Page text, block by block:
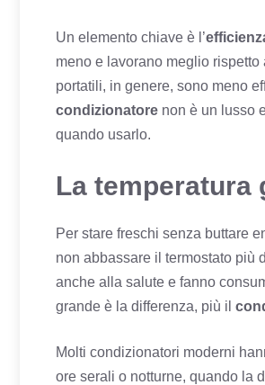
Un elemento chiave è l’
meno e lavorano meglio
portatili, in genere, sono meno
condizionatore non è un lusso
quando usarlo.
La temperatura
Per stare freschi senza buttare
non abbassare il termostato più
anche alla salute e fanno
grande è la differenza, più il
Molti condizionatori moderni
ore serali o notturne, quando la